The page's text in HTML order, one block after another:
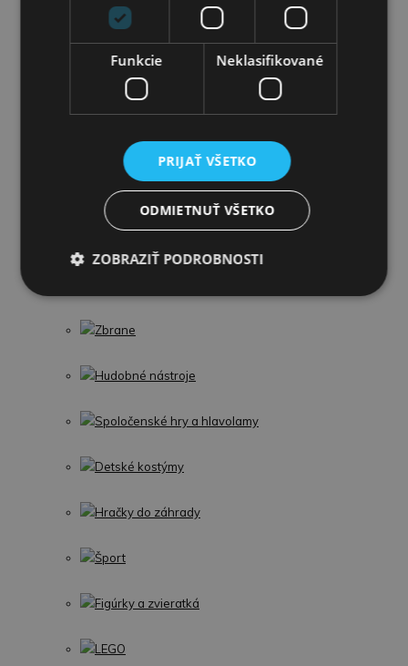
Školské potreby
Párty a oslavy
Pre Chlapcov
Autá,lietadlá a garáže
Modely áut
Zbrane
Hudobné nástroje
Spoločenské hry a hlavolamy
Detské kostýmy
Hračky do záhrady
Šport
Figúrky a zvieratká
LEGO
Funkcie Neklasifikované
PRIJAŤ VŠETKO
ODMIETNUŤ VŠETKO
ZOBRAZIŤ PODROBNOSTI